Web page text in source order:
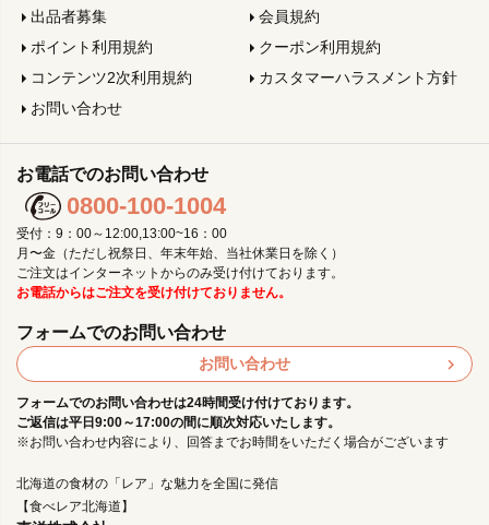
出品者募集
会員規約
ポイント利用規約
クーポン利用規約
コンテンツ2次利用規約
カスタマーハラスメント方針
お問い合わせ
北海道の食材の「レア」な魅力を全国に発信
【食べレア北海道】
お電話でのお問い合わせ
0800-100-1004
受付：9：00～12:00,13:00~16：00
月〜金（ただし祝祭日、年末年始、当社休業日を除く）
ご注文はインターネットからのみ受け付けております。
お電話からはご注文を受け付けておりません。
フォームでのお問い合わせ
お問い合わせ
フォームでのお問い合わせは24時間受け付けております。
ご返信は平日9:00～17:00の間に順次対応いたします。
※お問い合わせ内容により、回答までお時間をいただく場合がございます